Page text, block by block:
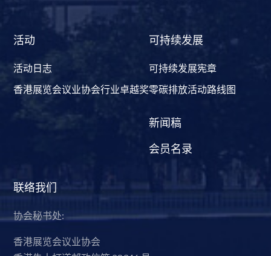
活动
活动日志
香港展览会议业协会行业卓越奖
可持续发展
可持续发展宪章
零碳排放活动路线图
新闻稿
会员名录
联络我们
协会秘书处:
香港展览会议业协会